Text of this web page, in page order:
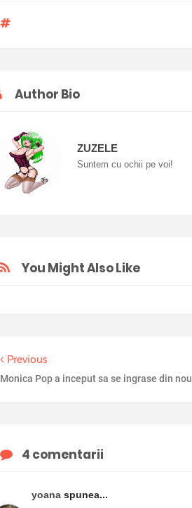
Author Bio
ZUZELE
Suntem cu ochii pe voi!
You Might Also Like
Previous
Monica Pop a inceput sa se ingrase din nou
4 comentarii
yoana spunea...